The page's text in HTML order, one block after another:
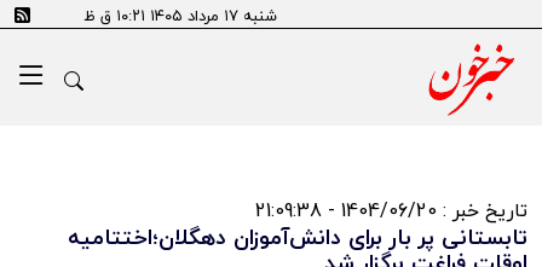
شنبه ۱۷ مرداد ۱۴۰۵ ۱۰:۲۱ ق ظ
تاریخ خبر : 1404/06/20 - 21:09:38
تابستانی پر بار برای دانش‌آموزان دهگلان؛اختتامیه